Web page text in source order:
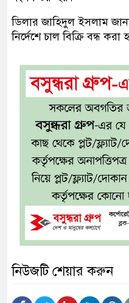
ডিলার জাহিদুল ইসলাম
নির্দেশে চাল বিক্রি বন্ধ করা
নিউজটি শেয়ার করুন